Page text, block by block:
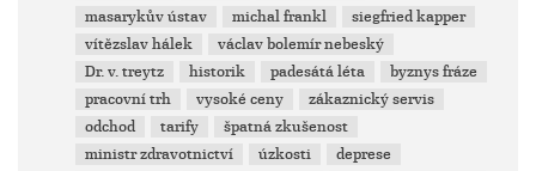
masarykův ústav
michal frankl
siegfried kapper
vítězslav hálek
václav bolemír nebeský
Dr. v. treytz
historik padesátá léta
byznys fráze
pracovní trh
vysoké ceny
zákaznický servis
odchod
tarify
špatná zkušenost
ministr zdravotnictví
úzkosti
deprese